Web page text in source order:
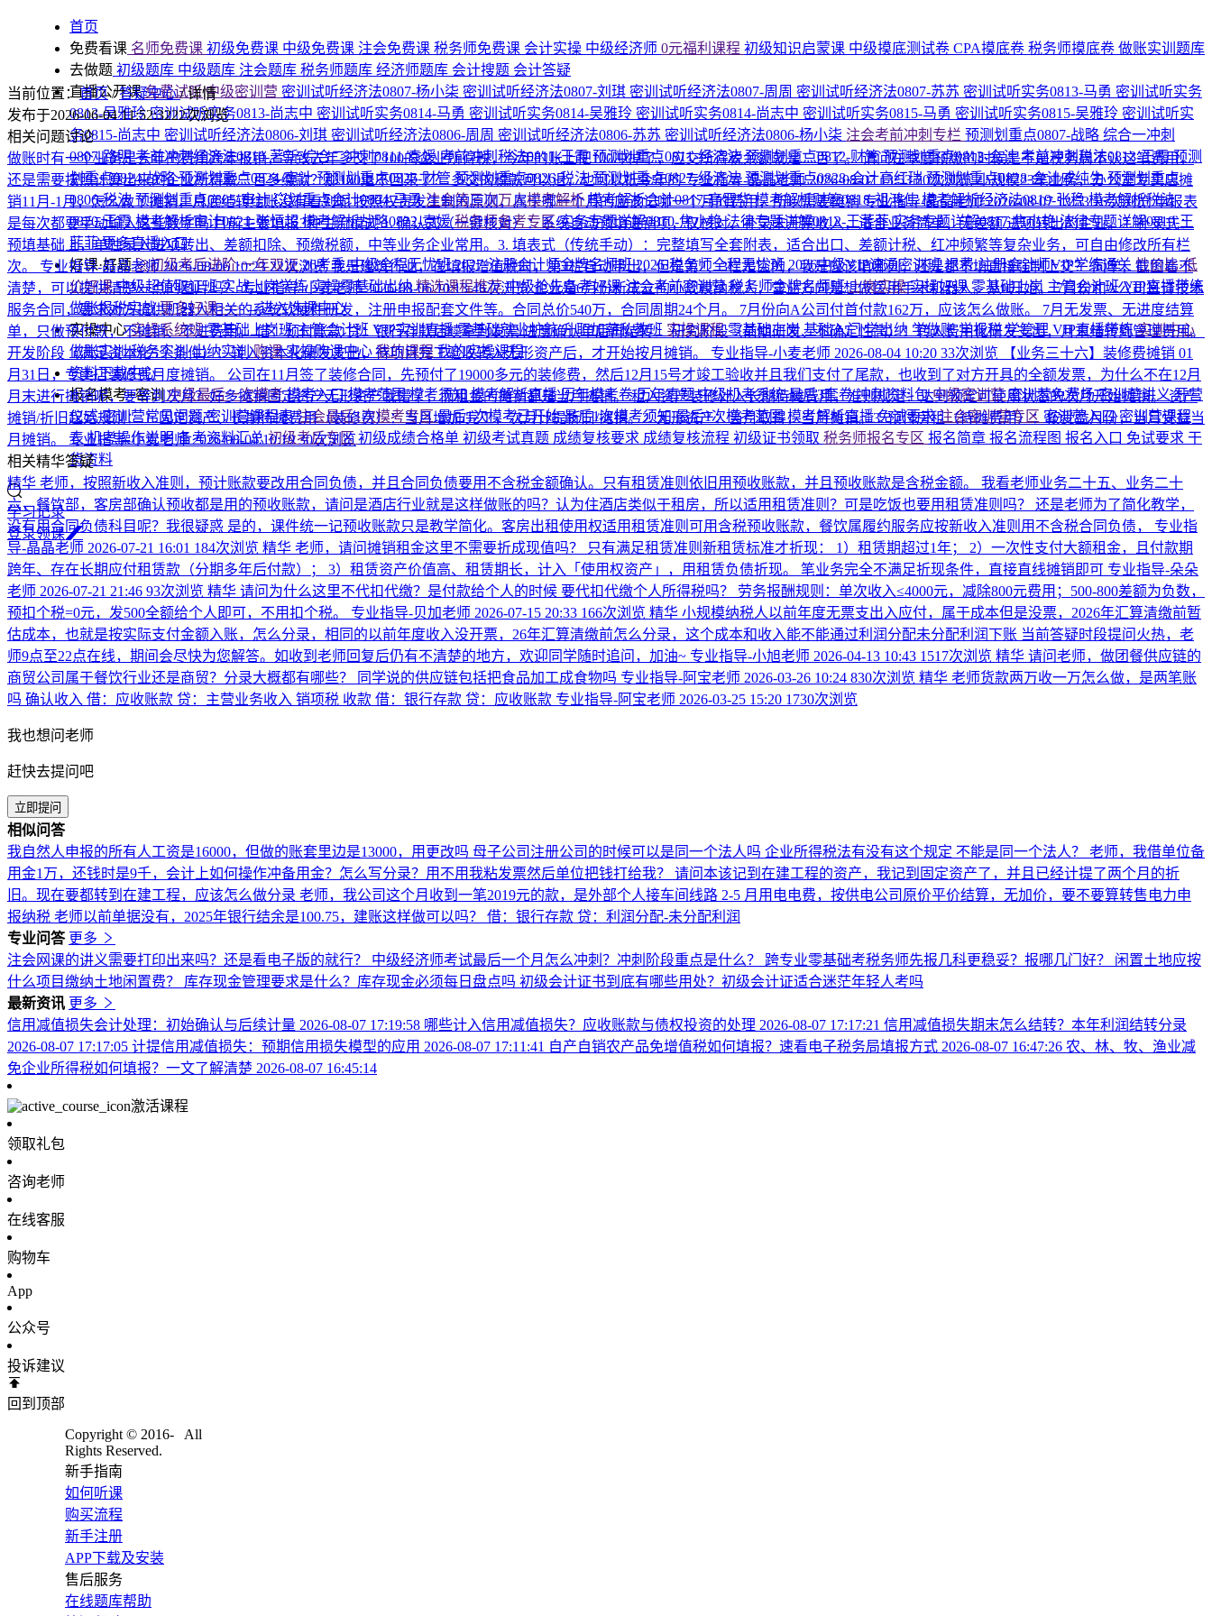
首页
免费看课 名师免费课 初级免费课 中级免费课 注会免费课 税务师免费课 会计实操 中级经济师 0元福利课程 初级知识启蒙课 中级摸底测试卷 CPA摸底卷 税务师摸底卷 做账实训题库
去做题 初级题库 中级题库 注会题库 税务师题库 经济师题库 会计搜题 会计答疑
直播公开课免费试听|中级密训营 密训试听经济法0807-杨小柒 密训试听经济法0807-刘琪 密训试听经济法0807-周周 密训试听经济法0807-苏苏 密训试听实务0813-马勇 密训试听实务
0813-吴雅玲密训试听实务0813-尚志中 密训试听实务0814-马勇 密训试听实务0814-吴雅玲 密训试听实务0814-尚志中 密训试听实务0815-马勇 密训试听实务0815-吴雅玲 密训试听实
务0815-尚志中 密训试听经济法0806-刘琪 密训试听经济法0806-周周 密训试听经济法0806-苏苏 密训试听经济法0806-杨小柒 注会考前冲刺专栏 预测划重点0807-战略 综合一冲刺
0807-路明考前冲刺经济法0810-著新综合二冲刺0811-袁媛考前冲刺税法0811-王霞预测划重点0811-经济法预测划重点0812-财管预测划重点0813-会计考前冲刺税法0813-王霞预测
划重点0824-战略预测划重点0824-审计预测划重点0825-财管预测划重点0826-税法预测划重点0827-经济法预测划重点0828-会计高红瑞预测划重点0828-会计戚纯生预测划重点
0806-税法预测划重点0805-审计💥划重点会计0804-马勇注会第三次万人模考解析模考解析会计0817-高晋华模考解析财管0818-祖鸿伟模考解析经济法0819-张稳模考解析税法
0820-王霞模考解析审计0821-张恒超模考解析战略0822-袁媛税务师备考专区实务专题详解0810-焦小艳法律专题详解0812-王菲菲实务专题详解0817-焦小艳法律专题详解0819-王
菲菲更多直播入口
好课·好题🚀初级考后进阶·一年双证26考季·中级全程无忧班2027·注册会计师金牌名师班2026·税务师全程无忧班 2026中级VIP速通密训班退费·注册会计师VIP学练通关 性价比·低
价好课中级超值取证班实战上岗学练实操零基础出纳精选课程推荐中级抢先备考好课注会考前密训营税务师金牌名师班上岗实操实操好课零基础上岗 主管会计班VIP直播带练
做账报税实战更多好课>>>→进入选课中心
实操中心实操系统班零基础上岗班主管会计班 VIP实训直播零基础就业护航升职加薪私教班 实操课程零基础上岗 基础入门学出纳 学做账学报税学管理VIP直播带练实训中心
做账实训税务实训出纳实训购课实操购课中心我的课程我的实操课程
资料下载中心
报名模考+密训中级最后一次模考模考入口模考范围模考须知模考解析直播历年模考卷历年真题中级机考系统最后3套卷冲刺资料包中级密训营密训营免费场密训营讲义开营
仪式密训营常见问题密训营课程表注会最后1次模考专区最后1次模考已开始最后1次模考须知最后1次模考范围模考解析直播免试要求注会密训营专区 密训营入口密训营课程
表机考操作说明备考资料汇总初级考后专区初级成绩合格单 初级考试真题 成绩复核要求 成绩复核流程 初级证书领取 税务师报名专区 报名简章 报名流程图 报名入口 免试要求 干
货资料
学习记录
登录领课
当前位置：首页/答疑中心/详情
发布于2026-06-04 11:52:3222次浏览
相关问题讨论
做账时有一个业务是去年的费用跨年报销，导致去年多交了100的企业所得税，今年的账上把100冲掉了，应交所得税余额就是二百了。 请问在季度预缴的时候是不是税务局不认这笔费用，
还是需要按照计算出来的企业所得税三百多缴款？那100退不回来了？多交的税款可以退，也可以抵今年的专业指导-晶晶老师2026-08-07 13:5320次浏览小规模23笔业务，办公室专卖店摊
销11月-1月，怎么做了摊销，月底结转结账没有看到呢按照权责发生制的原则，属于哪一个月的应该记哪一个月的费用，所以需要摊销专业指导-晶晶老师2026-08-07 13:5316次浏览申报表
是每次都要手动输入这些数字吗目前主要填报3种主流模式 1. 确认式（一键核对）：系统自动预填进销项，仅核对、补录未开票收入，适合业务简单、无差额/进项转出的企业。 ​ 2. 补录式：
预填基础上，单独录入进项转出、差额扣除、预缴税额，中等业务企业常用。 ​ 3. 填表式（传统手动）：完整填写全套附表，适合出口、差额计税、红冲频繁等复杂业务，可自由修改所有栏
次。
专业指导-晶晶老师2026-08-06 10:2322次浏览我是建筑行业，在填报增值税时，第1栏自动带出，但是第2、3栏是空的，我是应该填哪列，还是都不填直接强制上交？同学，截图看不
清楚，可以提供清楚一点的图片吗？专业指导-小麦老师2026-08-06 10:1346次浏览企业是6月份新成立的小规模纳税人，营业方向是想做医用手术机器人。从0开始。 7月份和A公司签订技术
服务合同，要求对方提供机器人相关的系统软硬件研发，注册申报配套文件等。合同总价540万，合同周期24个月。 7月份向A公司付首付款162万，应该怎么做账。 7月无发票、无进度结算
单，只做预付款，不摊销、不进费用。 借：预付账款 贷：银行存款 ​ ​后续拿到发票/进度确认单后再结转： 研究阶段（前期研发、不确定性高）：转入费用化研发支出，月末结转到管理费用。
开发阶段（满足资本化5个条件）：转入资本化研发支出，待项目完工验收转入无形资产后，才开始按月摊销。
专业指导-小麦老师 2026-08-04 10:20 33次浏览
【业务三十六】装修费摊销 01
月31日，专卖店装修费月度摊销。 公司在11月签了装修合同，先预付了19000多元的装修费，然后12月15号才竣工验收并且我们支付了尾款，也收到了对方开具的全额发票，为什么不在12月
月末进行摊销呢，要等到次月？好多摊销固定资产无形资产我懵了，而租金的摊销都是当月摊销。租入资产装修计入长期待摊费用，准则规定：达到预定可使用状态的次月开始摊销。 资产
摊销/折旧起始规则： 1. 固定资产、长期待摊费用（装修费）：当月增加/完工，次月计提折旧/摊销。 ​ 2. 无形资产：当月取得，当月摊销。 ​ 3. 预付房租（待摊费用）：按受益月份，当月受益当
月摊销。
专业指导-小麦老师2026-08-04 10:1930次浏览
相关精华答疑
精华 老师，按照新收入准则，预计账款要改用合同负债，并且合同负债要用不含税金额确认。只有租赁准则依旧用预收账款，并且预收账款是含税金额。 我看老师业务二十五、业务二十
六，餐饮部，客房部确认预收都是用的预收账款，请问是酒店行业就是这样做账的吗？认为住酒店类似于租房，所以适用租赁准则？可是吃饭也要用租赁准则吗？ 还是老师为了简化教学，
没有用合同负债科目呢？我很疑惑 是的，课件统一记预收账款只是教学简化。客房出租使用权适用租赁准则可用含税预收账款，餐饮属履约服务应按新收入准则用不含税合同负债，
专业指
导-晶晶老师 2026-07-21 16:01 184次浏览 精华 老师，请问摊销租金这里不需要折成现值吗？
只有满足租赁准则新租赁标准才折现： 1）租赁期超过1年； 2）一次性支付大额租金，且付款期
跨年、存在长期应付租赁款（分期多年后付款）； 3）租赁资产价值高、租赁期长，计入「使用权资产」，用租赁负债折现。 笔业务完全不满足折现条件，直接直线摊销即可 专业指导-朵朵
老师 2026-07-21 21:46 93次浏览 精华 请问为什么这里不代扣代缴？是付款给个人的时候 要代扣代缴个人所得税吗？ 劳务报酬规则：单次收入≤4000元，减除800元费用；500-800差额为负数，
预扣个税=0元，发500全额给个人即可，不用扣个税。
专业指导-贝加老师 2026-07-15 20:33 166次浏览 精华 小规模纳税人以前年度无票支出入应付，属于成本但是没票，2026年汇算清缴前暂
估成本，也就是按实际支付金额入账，怎么分录，相同的以前年度收入没开票，26年汇算清缴前怎么分录，这个成本和收入能不能通过利润分配未分配利润下账 当前答疑时段提问火热，老
师9点至22点在线，期间会尽快为您解答。如收到老师回复后仍有不清楚的地方，欢迎同学随时追问，加油~ 专业指导-小旭老师 2026-04-13 10:43 1517次浏览 精华 请问老师，做团餐供应链的
商贸公司属于餐饮行业还是商贸？分录大概都有哪些？
同学说的供应链包括把食品加工成食物吗 专业指导-阿宝老师 2026-03-26 10:24 830次浏览 精华 老师货款两万收一万怎么做，是两笔账
吗 确认收入 借：应收账款 贷：主营业务收入 销项税 收款 借：银行存款 贷：应收账款 专业指导-阿宝老师 2026-03-25 15:20 1730次浏览
我也想问老师
赶快去提问吧
立即提问
相似问答
我自然人申报的所有人工资是16000，但做的账套里边是13000，用更改吗 母子公司注册公司的时候可以是同一个法人吗 企业所得税法有没有这个规定 不能是同一个法人？ 老师，我借单位备
用金1万，还钱时是9千，会计上如何操作冲备用金？怎么写分录？用不用我粘发票然后单位把钱打给我？ 请问本该记到在建工程的资产，我记到固定资产了，并且已经计提了两个月的折
旧。现在要都转到在建工程，应该怎么做分录 老师，我公司这个月收到一笔2019元的款，是外部个人接车间线路 2‑5 月用电电费，按供电公司原价平价结算，无加价，要不要算转售电力申
报纳税 老师以前单据没有，2025年银行结余是100.75，建账这样做可以吗？ 借：银行存款 贷：利润分配-未分配利润
专业问答 更多
注会网课的讲义需要打印出来吗？还是看电子版的就行？ 中级经济师考试最后一个月怎么冲刺？冲刺阶段重点是什么？ 跨专业零基础考税务师先报几科更稳妥？报哪几门好？ 闲置土地应按
什么项目缴纳土地闲置费？ 库存现金管理要求是什么？库存现金必须每日盘点吗 初级会计证书到底有哪些用处？初级会计证适合迷茫年轻人考吗
最新资讯 更多
信用减值损失会计处理：初始确认与后续计量 2026-08-07 17:19:58 哪些计入信用减值损失？应收账款与债权投资的处理 2026-08-07 17:17:21 信用减值损失期末怎么结转？本年利润结转分录
2026-08-07 17:17:05 计提信用减值损失：预期信用损失模型的应用 2026-08-07 17:11:41 自产自销农产品免增值税如何填报？速看电子税务局填报方式 2026-08-07 16:47:26 农、林、牧、渔业减
免企业所得税如何填报？一文了解清楚 2026-08-07 16:45:14
激活课程
领取礼包
咨询老师
在线客服
购物车
App
公众号
投诉建议
回到顶部
Copyright © 2016-
All
Rights Reserved.
新手指南
如何听课
购买流程
新手注册
APP下载及安装
售后服务
在线题库帮助